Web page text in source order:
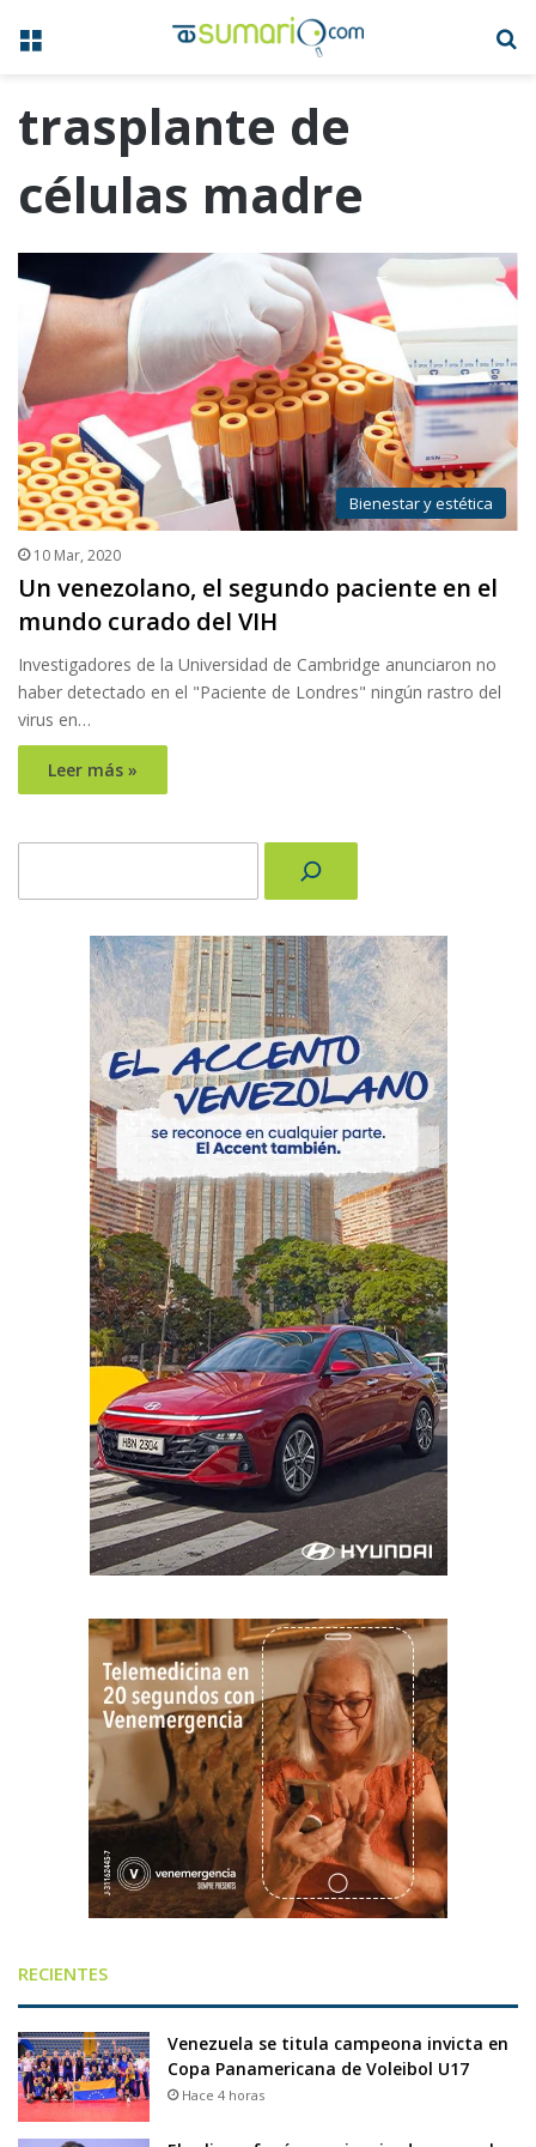
Menú
trasplante de
células madre
Bienestar y estética
10 Mar, 2020
Un venezolano, el segundo paciente en el
mundo curado del VIH
Investigadores de la Universidad de Cambridge anunciaron no
haber detectado en el "Paciente de Londres" ningún rastro del
virus en…
Leer más »
RECIENTES
Venezuela se titula campeona invicta en
Copa Panamericana de Voleibol U17
Hace 4 horas